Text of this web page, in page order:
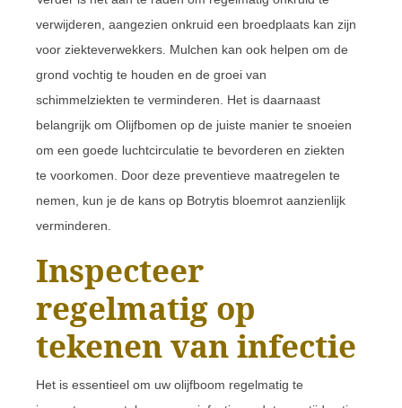
verwijderen, aangezien onkruid een broedplaats kan zijn
voor ziekteverwekkers. Mulchen kan ook helpen om de
grond vochtig te houden en de groei van
schimmelziekten te verminderen. Het is daarnaast
belangrijk om Olijfbomen op de juiste manier te snoeien
om een goede luchtcirculatie te bevorderen en ziekten
te voorkomen. Door deze preventieve maatregelen te
nemen, kun je de kans op Botrytis bloemrot aanzienlijk
verminderen.
Inspecteer
regelmatig op
tekenen van infectie
Het is essentieel om uw olijfboom regelmatig te